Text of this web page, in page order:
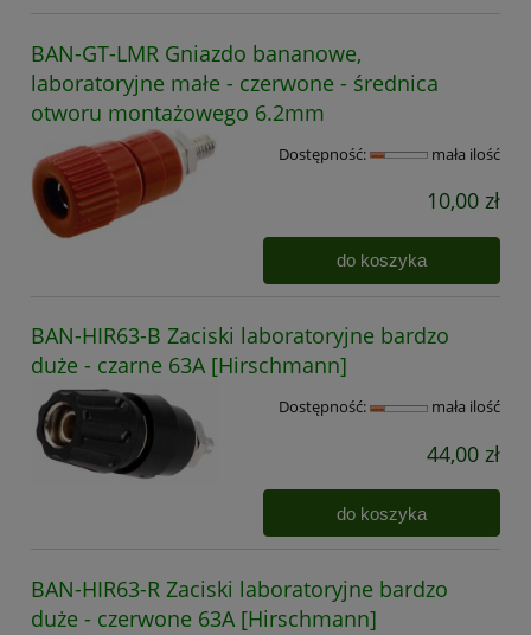
BAN-GT-LMR Gniazdo bananowe,
laboratoryjne małe - czerwone - średnica
otworu montażowego 6.2mm
Dostępność: mała ilość
10,00 zł
do koszyka
BAN-HIR63-B Zaciski laboratoryjne bardzo
duże - czarne 63A [Hirschmann]
Dostępność: mała ilość
44,00 zł
do koszyka
BAN-HIR63-R Zaciski laboratoryjne bardzo
duże - czerwone 63A [Hirschmann]